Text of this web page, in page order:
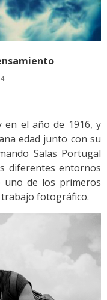
en el año de 1916, y
edad junto con su
Salas Portugal
diferentes entornos
uno de los primeros
fotográfico.